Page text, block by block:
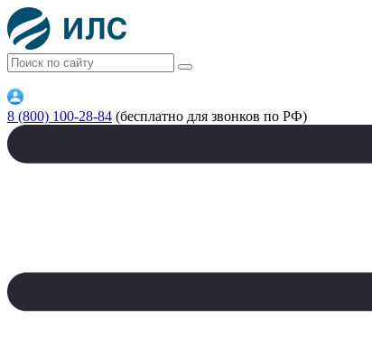
8 (800) 100-28-84 (бесплатно для звонков по РФ)